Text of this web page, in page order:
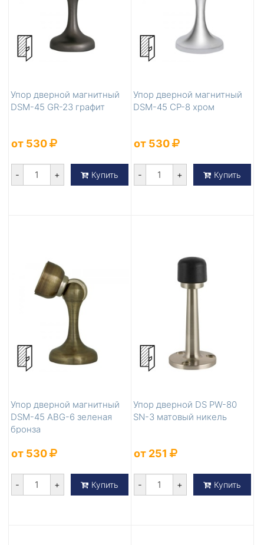
Упор дверной магнитный
DSM-45 GR-23 графит
от 530
- + Купить
Упор дверной магнитный
DSM-45 CP-8 хром
от 530
- + Купить
Упор дверной магнитный
DSM-45 ABG-6 зеленая
бронза
от 530
- + Купить
Упор дверной DS PW-80
SN-3 матовый никель
от 251
- + Купить